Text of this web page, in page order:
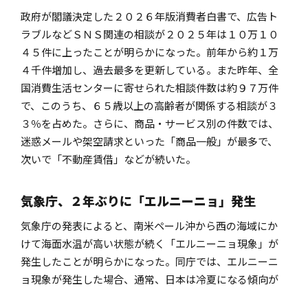
政府が閣議決定した２０２６年版消費者白書で、広告ト
ラブルなどＳＮＳ関連の相談が２０２５年は１０万１０
４５件に上ったことが明らかになった。前年から約１万
４千件増加し、過去最多を更新している。また昨年、全
国消費生活センターに寄せられた相談件数は約９７万件
で、このうち、６５歳以上の高齢者が関係する相談が３
３％を占めた。さらに、商品・サービス別の件数では、
迷惑メールや架空請求といった「商品一般」が最多で、
次いで「不動産賃借」などが続いた。
気象庁、２年ぶりに「エルニーニョ」発生
気象庁の発表によると、南米ペール沖から西の海域にか
けて海面水温が高い状態が続く「エルニーニョ現象」が
発生したことが明らかになった。同庁では、エルニーニ
ョ現象が発生した場合、通常、日本は冷夏になる傾向が